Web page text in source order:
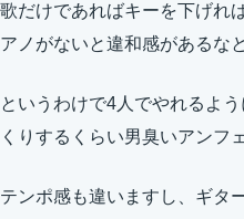
歌だけであればキーを下げれ
アノがないと違和感があるなと
というわけで4人でやれるよ
くりするくらい男臭いアンフ
テンポ感も違いますし、ギタ